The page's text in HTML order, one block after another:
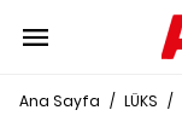
Ana Sayfa / LÜKS /